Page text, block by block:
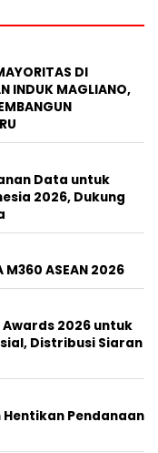
DI
INDUK MAGLIANO,
Data untuk
2026, Dukung
ASEAN 2026
2026 untuk
Distribusi Siaran
Hentikan Pendanaan